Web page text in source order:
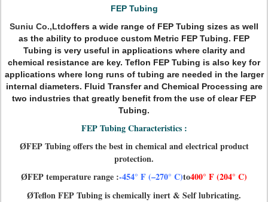
FEP Tubing
Suniu Co.,Ltdoffers a wide range of FEP Tubing sizes as well
as the ability to produce custom Metric FEP Tubing. FEP
Tubing is very useful in applications where clarity and
chemical resistance are key. Teflon FEP Tubing is also key for
applications where long runs of tubing are needed in the larger
internal diameters. Fluid Transfer and Chemical Processing are
two industries that greatly benefit from the use of clear FEP
Tubing.
FEP Tubing Characteristics :
ØFEP Tubing offers the best in chemical and electrical product
protection.
ØFEP temperature range :-454° F (–270° C)to400° F (204° C)
ØTeflon FEP Tubing is chemically inert & Self lubricating.